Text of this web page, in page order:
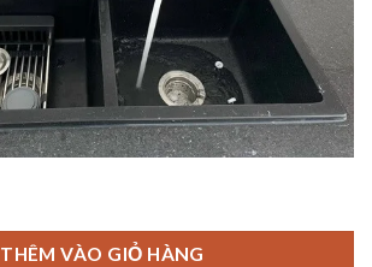
THÊM VÀO GIỎ HÀNG